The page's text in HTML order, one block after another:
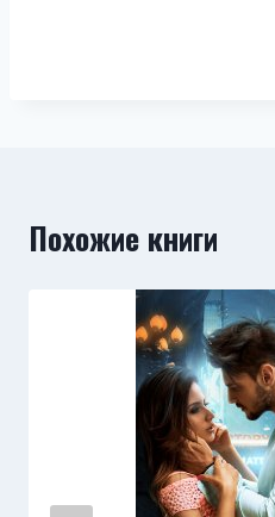
Похожие книги